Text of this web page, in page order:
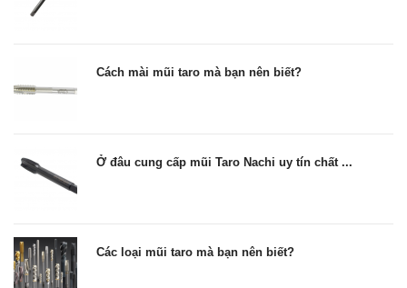
Cách mài mũi taro mà bạn nên biết?
Ở đâu cung cấp mũi Taro Nachi uy tín chất ...
Các loại mũi taro mà bạn nên biết?